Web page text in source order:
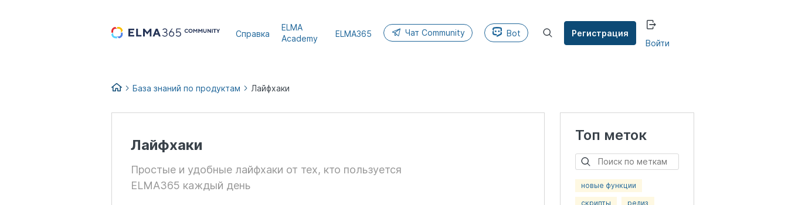
Справка
ELMA
Academy
ELMA365 Чат Community Bot
Регистрация
Войти
База знаний по продуктам Лайфхаки
Лайфхаки
Простые и удобные лайфхаки от тех, кто пользуется
ELMA365 каждый день
Топ меток
новые функции
скрипты
релиз